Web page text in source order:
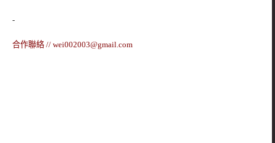
-
合作聯絡 // wei002003@gmail.com